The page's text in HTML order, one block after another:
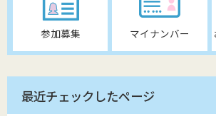
参加募集 マイナンバー
最近チェックしたページ